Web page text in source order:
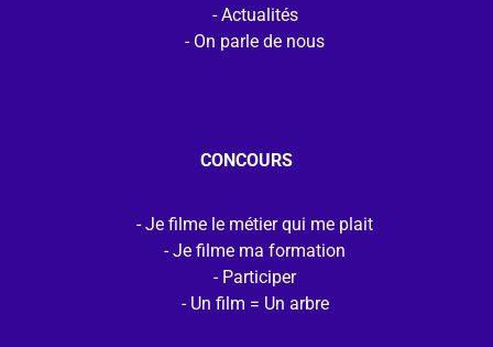
Actualités
On parle de nous
CONCOURS
Je filme le métier qui me plait
Je filme ma formation
Participer
Un film = Un arbre